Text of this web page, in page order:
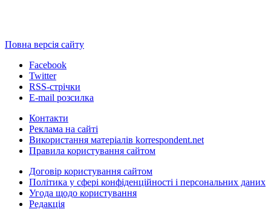
Повна версія сайту
Facebook
Twitter
RSS-стрічки
E-mail розсилка
Контакти
Реклама на сайті
Використання матеріалів korrespondent.net
Правила користування сайтом
Договір користування сайтом
Політика у сфері конфіденційності і персональних даних
Угода щодо користування
Редакція